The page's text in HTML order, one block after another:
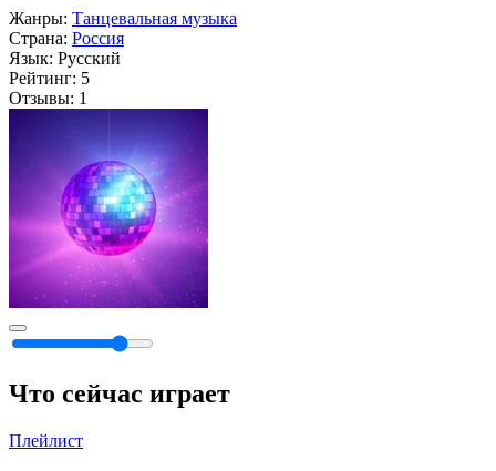
Жанры: Танцевальная музыка
Страна: Россия
Язык: Русский
Рейтинг: 5
Отзывы: 1
Что сейчас играет
Плейлист